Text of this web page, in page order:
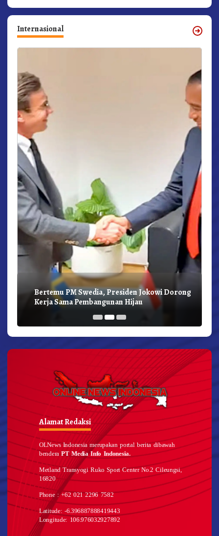
Internasional
Bertemu PM Swedia, Presiden Jokowi Dorong
Kerja Sama Pembangunan Hijau
Alamat Redaksi
OLNews Indonesia merupakan portal berita dibawah
benderaPT Media Info Indonesia.
Metland Transyogi Ruko Sport Center No.2 Cileungsi,
16820
Phone : +62 021 2296 7582
Latitude: -6.396887888419443
Longitude: 106.976032927892